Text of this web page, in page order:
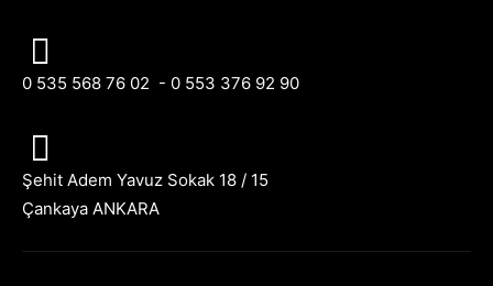
0 535 568 76 02 - 0 553 376 92 90
Şehit Adem Yavuz Sokak 18 / 15
Çankaya ANKARA